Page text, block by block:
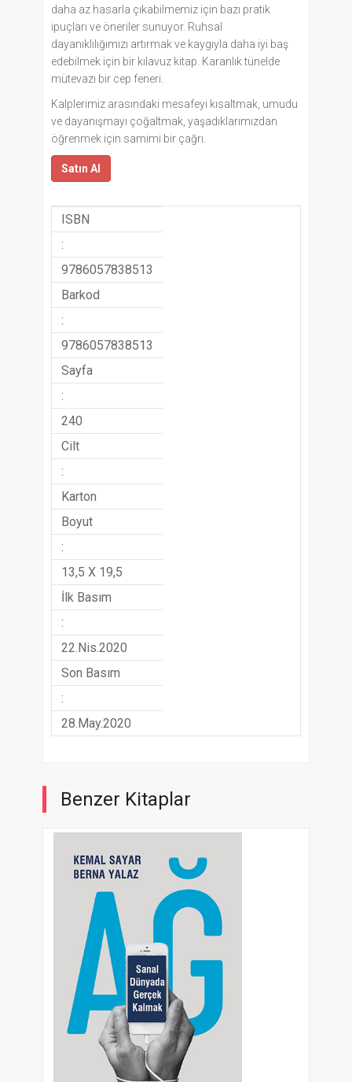
daha az hasarla çıkabilmemiz için bazı pratik
ipuçları ve öneriler sunuyor. Ruhsal
dayanıklılığımızı artırmak ve kaygıyla daha iyi baş
edebilmek için bir kılavuz kitap. Karanlık tünelde
mütevazı bir cep feneri.
Kalplerimiz arasındaki mesafeyi kısaltmak, umudu
ve dayanışmayı çoğaltmak, yaşadıklarımızdan
öğrenmek için samimi bir çağrı.
Satın Al
ISBN
:
9786057838513
Barkod
:
9786057838513
Sayfa
:
240
Cilt
:
Karton
Boyut
:
13,5 X 19,5
İlk Basım
:
22.Nis.2020
Son Basım
:
28.May.2020
Benzer Kitaplar